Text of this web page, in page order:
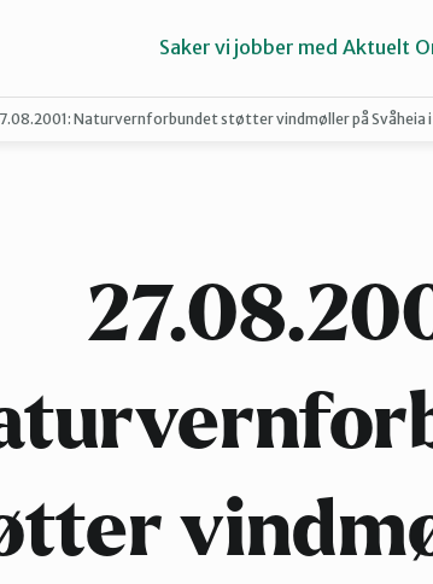
Strand
Saker vi jobber med Aktuelt
Naturvernforbundet støtter vindmøller på Svåheia i